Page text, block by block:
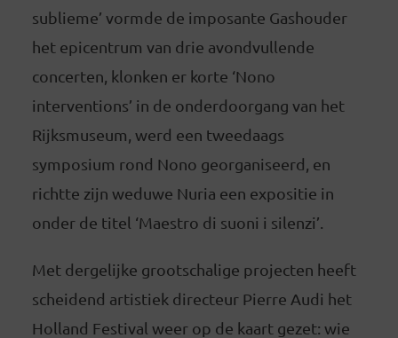
sublieme’ vormde de imposante Gashouder
het epicentrum van drie avondvullende
concerten, klonken er korte ‘Nono
interventions’ in de onderdoorgang van het
Rijksmuseum, werd een tweedaags
symposium rond Nono georganiseerd, en
richtte zijn weduwe Nuria een expositie in
onder de titel ‘Maestro di suoni i silenzi’.
Met dergelijke grootschalige projecten heeft
scheidend artistiek directeur Pierre Audi het
Holland Festival weer op de kaart gezet: wie